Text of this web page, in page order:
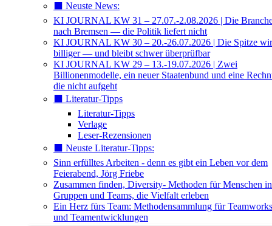
⬛️ Neuste News:
KI JOURNAL KW 31 – 27.07.-2.08.2026 | Die
nach Bremsen — die Politik liefert nicht
KI JOURNAL KW 30 – 20.-26.07.2026 | Die Spitze
billiger — und bleibt schwer überprüfbar
KI JOURNAL KW 29 – 13.-19.07.2026 | Zwei
Billionenmodelle, ein neuer Staatenbund und eine
die nicht aufgeht
⬛️ Literatur-Tipps
Literatur-Tipps
Verlage
Leser-Rezensionen
⬛️ Neuste Literatur-Tipps:
Sinn erfülltes Arbeiten - denn es gibt ein Leben vor dem
Feierabend, Jörg Friebe
Zusammen finden, Diversity- Methoden für Menschen in
Gruppen und Teams, die Vielfalt erleben
Ein Herz fürs Team: Methodensammlung für
und Teamentwicklungen